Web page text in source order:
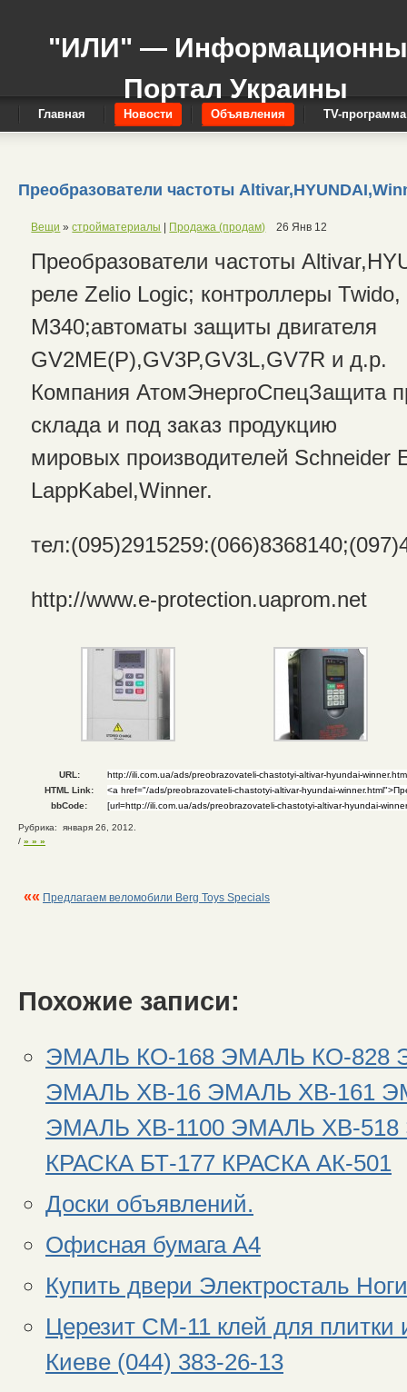
"ИЛИ" —
Портал Украины
Главная Новости Объявления TV-программа
Преобразователи частоты
Вещи »стройматериалы Продажа (продам) 26 Янв 12
Преобразователи частоты
реле Zelio Logic; контроллеры Twido,
M340;автоматы защиты двигателя
GV2ME(P),GV3P,GV3L,GV7R и д.р.
Компания АтомЭнергоСпецЗащита
склада и под заказ продукцию
мировых производителей Schneider
LappKabel,Winner.
http://www.e-protection.uaprom.net
URL:
HTML Link:
bbCode:
Рубрика: января 26, 2012.
/ » » »
«« Предлагаем веломобили Berg Toys Specials
Похожие записи:
ЭМАЛЬ КО-168 ЭМАЛЬ КО-828
ЭМАЛЬ ХВ-16 ЭМАЛЬ ХВ-161
ЭМАЛЬ ХВ-1100 ЭМАЛЬ ХВ-
КРАСКА БТ-177 КРАСКА АК-501
Доски объявлений.
Офисная бумага А4
Купить двери Электросталь
Церезит СМ-11 клей для плитки
Киеве (044) 383-26-13